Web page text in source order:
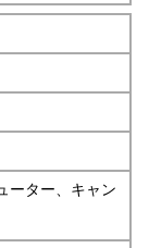
ーター、キャン